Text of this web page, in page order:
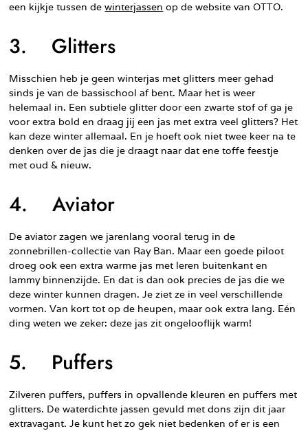
een kijkje tussen dewinterjassen op de website van OTTO.
3. Glitters
Misschien heb je geen winterjas met glitters meer gehad
sinds je van de bassischool af bent. Maar het is weer
helemaal in. Een subtiele glitter door een zwarte stof of ga je
voor extra bold en draag jij een jas met extra veel glitters? Het
kan deze winter allemaal. En je hoeft ook niet twee keer na te
denken over de jas die je draagt naar dat ene toffe feestje
met oud & nieuw.
4. Aviator
De aviator zagen we jarenlang vooral terug in de
zonnebrillen-collectie van Ray Ban. Maar een goede piloot
droeg ook een extra warme jas met leren buitenkant en
lammy binnenzijde. En dat is dan ook precies de jas die we
deze winter kunnen dragen. Je ziet ze in veel verschillende
vormen. Van kort tot op de heupen, maar ook extra lang. Eén
ding weten we zeker: deze jas zit ongelooflijk warm!
5. Puffers
Zilveren puffers, puffers in opvallende kleuren en puffers met
glitters. De waterdichte jassen gevuld met dons zijn dit jaar
extravagant. Je kunt het zo gek niet bedenken of er is een